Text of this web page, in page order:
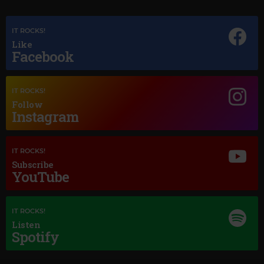
Magic Jazz
IT ROCKS!
Like
Facebook
IT ROCKS!
Follow
Instagram
IT ROCKS!
Subscribe
YouTube
IT ROCKS!
Listen
Spotify